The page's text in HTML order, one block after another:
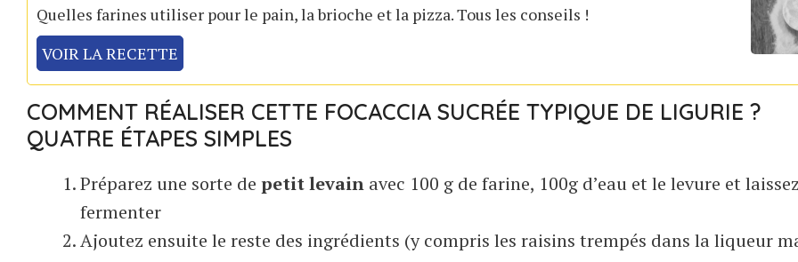
Quelles farines utiliser pour le pain, la brioche et la pizza. Tous les conseils !
VOIR LA RECETTE
COMMENT RÉALISER CETTE FOCACCIA SUCRÉE TYPIQUE DE LIGURIE ?
QUATRE ÉTAPES SIMPLES
Préparez une sorte de petit levain avec 100 g de farine, 100g d’eau et le levure et
fermenter
Ajoutez ensuite le reste des ingrédients (y compris les raisins trempés dans la liqueur